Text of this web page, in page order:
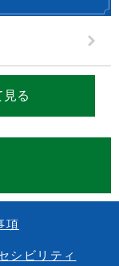
見る
項
シビリティ